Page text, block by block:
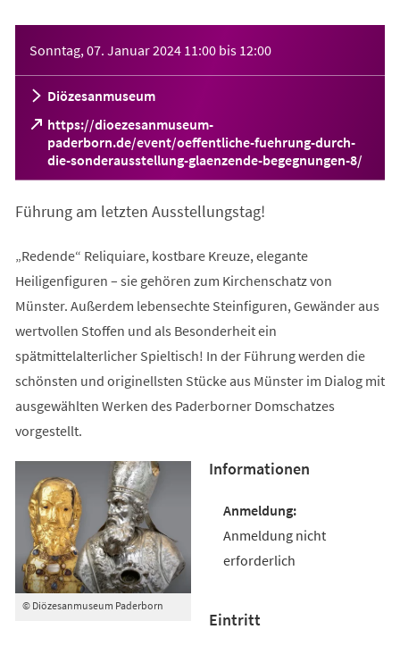
Sonntag, 07. Januar 2024 11:00 bis 12:00
Diözesanmuseum
https://dioezesanmuseum-
paderborn.de/event/oeffentliche-fuehrung-durch-
die-sonderausstellung-glaenzende-begegnungen-8/
(Öffnet
in
neuen
Führung am letzten Ausstellungstag!
„Redende“ Reliquiare, kostbare Kreuze, elegante
Heiligenfiguren – sie gehören zum Kirchenschatz von
Münster. Außerdem lebensechte Steinfiguren, Gewänder aus
wertvollen Stoffen und als Besonderheit ein
spätmittelalterlicher Spieltisch! In der Führung werden die
schönsten und originellsten Stücke aus Münster im Dialog mit
ausgewählten Werken des Paderborner Domschatzes
vorgestellt.
© Diözesanmuseum Paderborn
Informationen
Anmeldung nicht
erforderlich
Eintritt